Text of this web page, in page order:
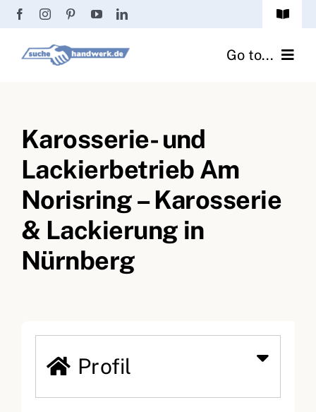
Zum
springen
Toggle
Passwort vergessen? Go to...
Fliesenrechner
Handwerker Ratgeber
Wir über uns
Karosserie- und
Lackierbetrieb Am
Norisring – Karosserie
& Lackierung in
Nürnberg
Profil